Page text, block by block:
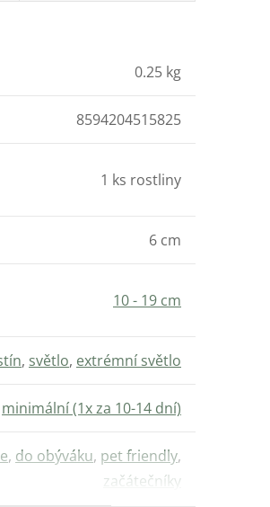
0.25 kg
8594204515825
1 ks rostliny
6 cm
10 - 19 cm
, světlo, extrémní světlo
minimální (1x za 10-14 dní)
, do obýváku, pet friendly,
začátečníky